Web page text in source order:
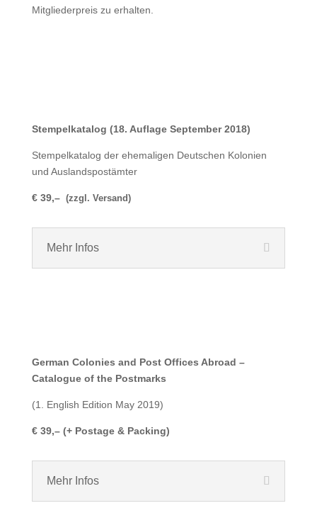
Mitgliederpreis zu erhalten.
Stempelkatalog (18. Auflage September 2018)
Stempelkatalog der ehemaligen Deutschen Kolonien
und Auslandspostämter
€ 39,– (zzgl. Versand)
Mehr Infos
German Colonies and Post Offices Abroad –
Catalogue of the Postmarks
(1. English Edition May 2019)
€ 39,– (+ Postage & Packing)
Mehr Infos